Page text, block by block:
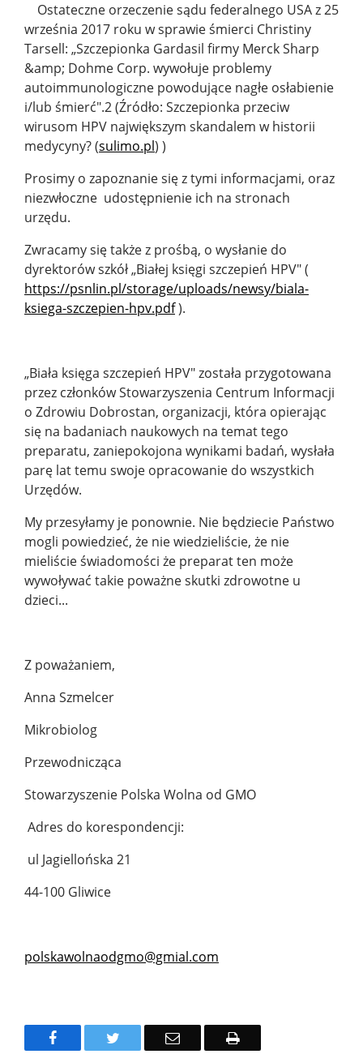
Ostateczne orzeczenie sądu federalnego USA z 25
września 2017 roku w sprawie śmierci Christiny
Tarsell: „Szczepionka Gardasil firmy Merck Sharp
&amp; Dohme Corp. wywołuje problemy
autoimmunologiczne powodujące nagłe osłabienie
i/lub śmierć".2 (Źródło: Szczepionka przeciw
wirusom HPV największym skandalem w historii
medycyny? (sulimo.pl) )
Prosimy o zapoznanie się z tymi informacjami, oraz
niezwłoczne udostępnienie ich na stronach
urzędu.
Zwracamy się także z prośbą, o wysłanie do
dyrektorów szkół „Białej księgi szczepień HPV" (
https://psnlin.pl/storage/uploads/newsy/biala-
ksiega-szczepien-hpv.pdf).
„Biała księga szczepień HPV" została przygotowana
przez członków Stowarzyszenia Centrum Informacji
o Zdrowiu Dobrostan, organizacji, która opierając
się na badaniach naukowych na temat tego
preparatu, zaniepokojona wynikami badań, wysłała
parę lat temu swoje opracowanie do wszystkich
Urzędów.
My przesyłamy je ponownie. Nie będziecie Państwo
mogli powiedzieć, że nie wiedzieliście, że nie
mieliście świadomości że preparat ten może
wywoływać takie poważne skutki zdrowotne u
dzieci...
Z poważaniem,
Anna Szmelcer
Mikrobiolog
Przewodnicząca
Stowarzyszenie Polska Wolna od GMO
Adres do korespondencji:
ul Jagiellońska 21
44-100 Gliwice
polskawolnaodgmo@gmial.com
FacebookTwitter Email Drukuj